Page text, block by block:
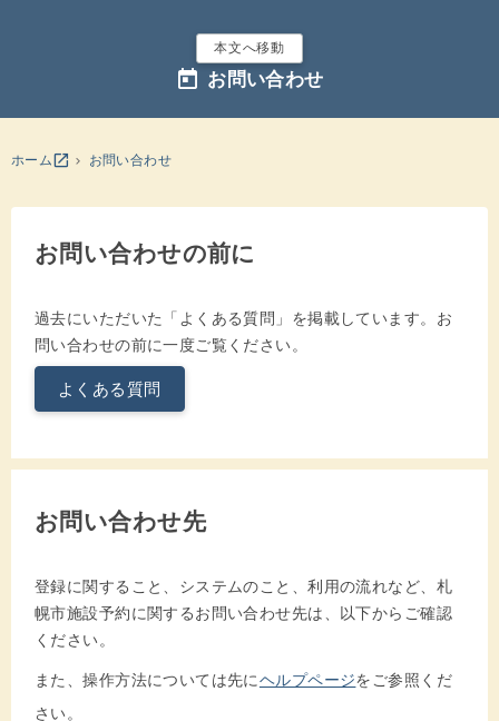
本文へ移動
today お問い合わせ
ホームopen_in_new お問い合わせ
お問い合わせの前に
過去にいただいた「よくある質問」を掲載しています。お
問い合わせの前に一度ご覧ください。
よくある質問
お問い合わせ先
登録に関すること、システムのこと、利用の流れなど、札
幌市施設予約に関するお問い合わせ先は、以下からご確認
ください。
また、操作方法については先にヘルプページをご参照くだ
さい。